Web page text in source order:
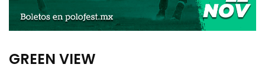
GREEN VIEW